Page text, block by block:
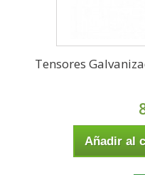
Tensores
Añadir al